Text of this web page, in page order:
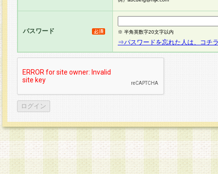
パスワード ※ 半角英数字20文字以内
⇒パスワードを忘れた人は、コチ